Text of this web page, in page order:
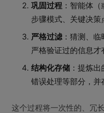
巩固过程 ：智能体
步骤模式、关键决策
严格过滤：猜测、临
严格验证过的信息才
结构化存储 ：提炼
错误处理等部分，并
这个过程将一次性的、冗